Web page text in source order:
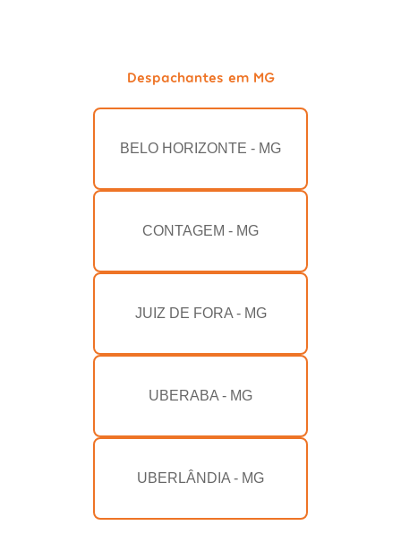
Despachantes em MG
BELO HORIZONTE - MG
CONTAGEM - MG
JUIZ DE FORA - MG
UBERABA - MG
UBERLÂNDIA - MG